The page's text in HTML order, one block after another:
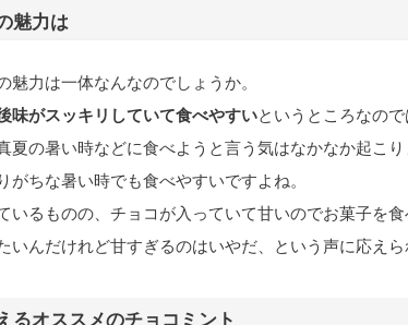
魅力は
魅力は一体なんなのでしょうか。
味がスッキリしていて食べやすいというところなので
夏の暑い時などに食べようと言う気はなかなか起こ
がちな暑い時でも食べやすいですよね。
いるものの、チョコが入っていて甘いのでお菓子を
いんだけれど甘すぎるのはいやだ、という声に応え
るオススメのチョコミント